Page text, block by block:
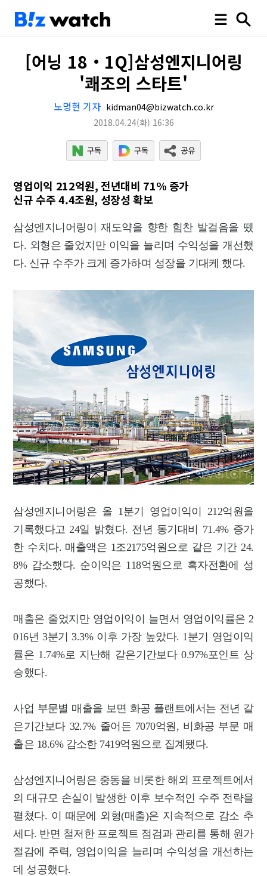
[어닝 18‧1Q]삼성엔지니어링
'쾌조의 스타트'
노명현 기자 kidman04@bizwatch.co.kr
2018.04.24(화) 16:36
영업이익 212억원, 전년대비 71% 증가
신규 수주 4.4조원, 성장성 확보
삼성엔지니어링이 재도약을 향한 힘찬 발걸음을 뗐
다. 외형은 줄었지만 이익을 늘리며 수익성을 개선했
다. 신규 수주가 크게 증가하며 성장을 기대케 했다.
삼성엔지니어링은 올 1분기 영업이익이 212억원을
기록했다고 24일 밝혔다. 전년 동기대비 71.4% 증가
한 수치다. 매출액은 1조2175억원으로 같은 기간 24.
8% 감소했다. 순이익은 118억원으로 흑자전환에 성
공했다.
매출은 줄었지만 영업이익이 늘면서 영업이익률은 2
016년 3분기 3.3% 이후 가장 높았다. 1분기 영업이익
률은 1.74%로 지난해 같은기간보다 0.97%포인트 상
승했다.
사업 부문별 매출을 보면 화공 플랜트에서는 전년 같
은기간보다 32.7% 줄어든 7070억원, 비화공 부문 매
출은 18.6% 감소한 7419억원으로 집계됐다.
삼성엔지니어링은 중동을 비롯한 해외 프로젝트에서
의 대규모 손실이 발생한 이후 보수적인 수주 전략을
펼쳤다. 이 때문에 외형(매출)은 지속적으로 감소 추
세다. 반면 철저한 프로젝트 점검과 관리를 통해 원가
절감에 주력, 영업이익을 늘리며 수익성을 개선하는
데 성공했다.